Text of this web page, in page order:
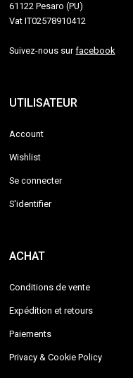
61122 Pesaro (PU)
Vat IT02578910412
Suivez-nous surfacebook
UTILISATEUR
Account
Wishlist
Se connecter
S'identifier
ACHAT
Conditions de vente
Expédition et retours
Paiements
Privacy & Cookie Policy